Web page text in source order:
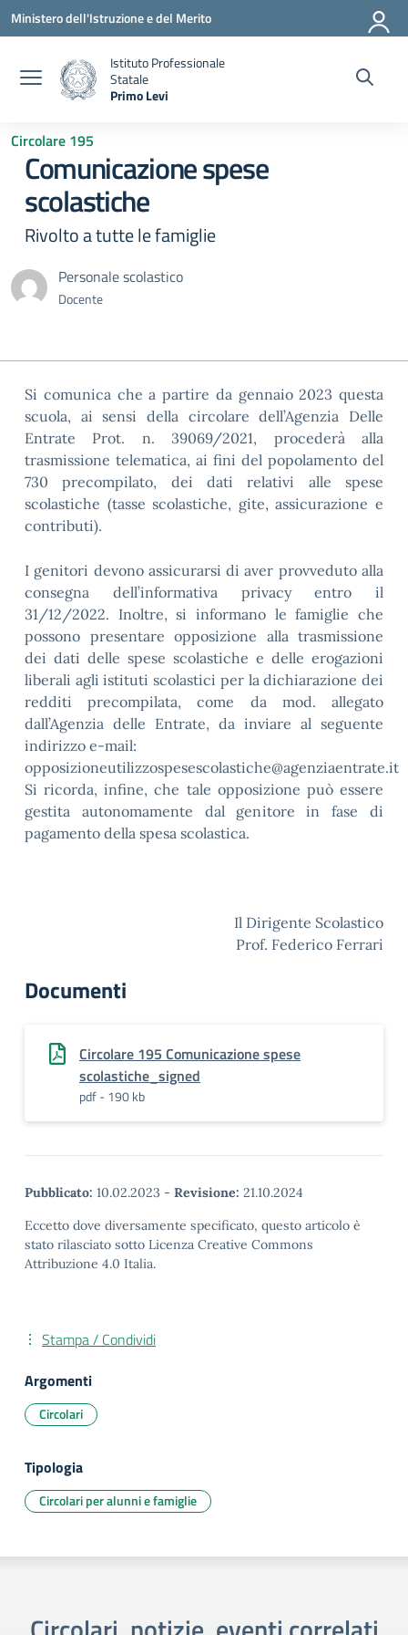
Vai ai contenuti
Vai al menu di navigazione
Vai al footer
Ministero dell'Istruzione e del Merito
Istituto Professionale
Statale
Primo Levi
Circolare 195
Comunicazione spese
scolastiche
Rivolto a tutte le famiglie
Personale scolastico
Docente
Si comunica che a partire da gennaio 2023 questa
scuola, ai sensi della circolare dell’Agenzia Delle
Entrate Prot. n. 39069/2021, procederà alla
trasmissione telematica, ai fini del popolamento del
730 precompilato, dei dati relativi alle spese
scolastiche (tasse scolastiche, gite, assicurazione e
contributi).
I genitori devono assicurarsi di aver provveduto alla
consegna dell’informativa privacy entro il
31/12/2022. Inoltre, si informano le famiglie che
possono presentare opposizione alla trasmissione
dei dati delle spese scolastiche e delle erogazioni
liberali agli istituti scolastici per la dichiarazione dei
redditi precompilata, come da mod. allegato
dall’Agenzia delle Entrate, da inviare al seguente
indirizzo e-mail:
opposizioneutilizzospesescolastiche@agenziaentrate.it
Si ricorda, infine, che tale opposizione può essere
gestita autonomamente dal genitore in fase di
pagamento della spesa scolastica.
Il Dirigente Scolastico
Prof. Federico Ferrari
Documenti
Circolare 195 Comunicazione spese
scolastiche_signed
pdf - 190 kb
Pubblicato: 10.02.2023 - Revisione: 21.10.2024
Eccetto dove diversamente specificato, questo articolo è
stato rilasciato sotto Licenza Creative Commons
Attribuzione 4.0 Italia.
Stampa / Condividi
Argomenti
Circolari
Tipologia
Circolari per alunni e famiglie